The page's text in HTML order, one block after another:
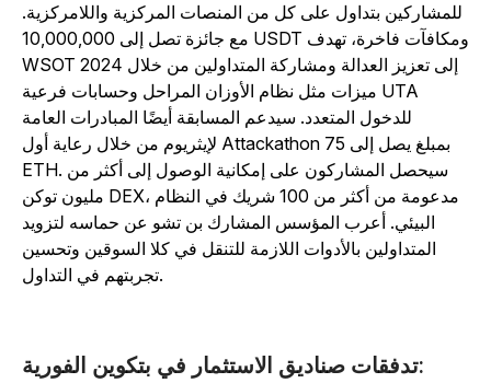
للمشاركين بتداول على كل من المنصات المركزية واللامركزية.
مع جائزة تصل إلى 10,000,000 USDT ومكافآت فاخرة، تهدف
WSOT 2024 إلى تعزيز العدالة ومشاركة المتداولين من خلال
ميزات مثل نظام الأوزان المراحل وحسابات فرعية UTA
للدخول المتعدد. سيدعم المسابقة أيضًا المبادرات العامة
لإيثريوم من خلال رعاية أول Attackathon بمبلغ يصل إلى 75
ETH. سيحصل المشاركون على إمكانية الوصول إلى أكثر من
مليون توكن DEX، مدعومة من أكثر من 100 شريك في النظام
البيئي. أعرب المؤسس المشارك بن تشو عن حماسه لتزويد
المتداولين بالأدوات اللازمة للتنقل في كلا السوقين وتحسين